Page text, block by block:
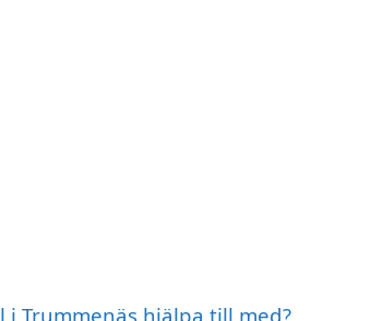
Trummenäs hjälpa till med?